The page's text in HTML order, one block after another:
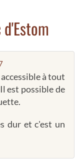
à tout
est possible de
dur et c'est un